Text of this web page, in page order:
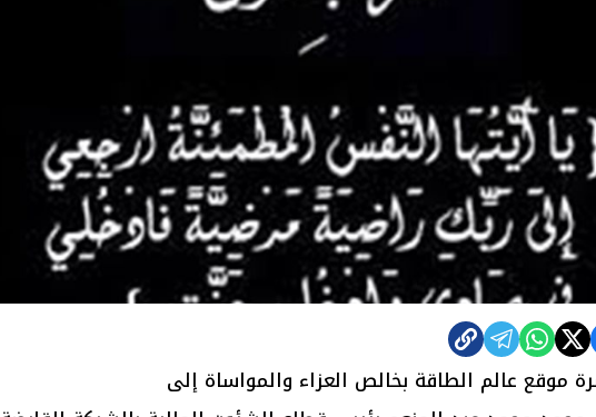
موقع عالم الطاقة بخالص العزاء والمواساة إلى